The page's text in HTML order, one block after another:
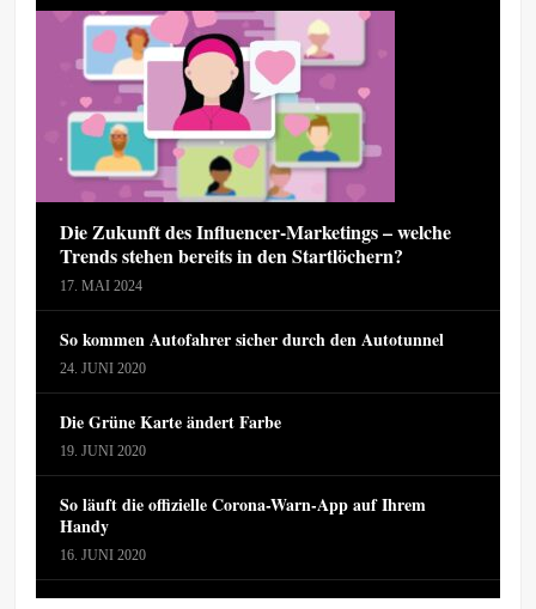
Die Zukunft des Influencer-Marketings – welche
Trends stehen bereits in den Startlöchern?
17. MAI 2024
So kommen Autofahrer sicher durch den Autotunnel
24. JUNI 2020
Die Grüne Karte ändert Farbe
19. JUNI 2020
So läuft die offizielle Corona-Warn-App auf Ihrem
Handy
16. JUNI 2020